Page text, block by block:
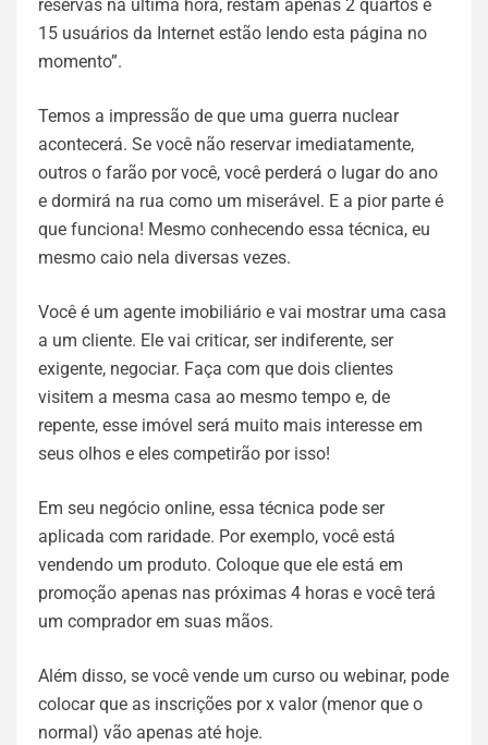
reservas na última hora, restam apenas 2 quartos e
15 usuários da Internet estão lendo esta página no
momento”.
Temos a impressão de que uma guerra nuclear
acontecerá. Se você não reservar imediatamente,
outros o farão por você, você perderá o lugar do ano
e dormirá na rua como um miserável. E a pior parte é
que funciona! Mesmo conhecendo essa técnica, eu
mesmo caio nela diversas vezes.
Você é um agente imobiliário e vai mostrar uma casa
a um cliente. Ele vai criticar, ser indiferente, ser
exigente, negociar. Faça com que dois clientes
visitem a mesma casa ao mesmo tempo e, de
repente, esse imóvel será muito mais interesse em
seus olhos e eles competirão por isso!
Em seu negócio online, essa técnica pode ser
aplicada com raridade. Por exemplo, você está
vendendo um produto. Coloque que ele está em
promoção apenas nas próximas 4 horas e você terá
um comprador em suas mãos.
Além disso, se você vende um curso ou webinar, pode
colocar que as inscrições por x valor (menor que o
normal) vão apenas até hoje.